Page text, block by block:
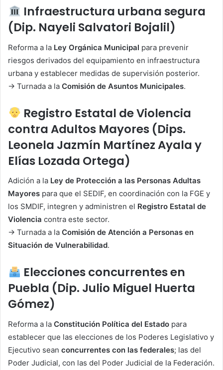
Infraestructura urbana segura
(Dip. Nayeli Salvatori Bojalil)
Reforma a la Ley Orgánica Municipal para prevenir
riesgos derivados del equipamiento en infraestructura
urbana y establecer medidas de supervisión posterior.
→ Turnada a la Comisión de Asuntos Municipales.
Registro Estatal de Violencia
contra Adultos Mayores (Dips.
Leonela Jazmín Martínez Ayala y
Elías Lozada Ortega)
Adición a la Ley de Protección a las Personas Adultas
Mayores para que el SEDIF, en coordinación con la FGE y
los SMDIF, integren y administren el Registro Estatal de
Violencia contra este sector.
→ Turnada a la Comisión de Atención a Personas en
Situación de Vulnerabilidad.
Elecciones concurrentes en
Puebla (Dip. Julio Miguel Huerta
Gómez)
Reforma a la Constitución Política del Estado para
establecer que las elecciones de los Poderes Legislativo y
Ejecutivo sean concurrentes con las federales; las del
Poder Judicial, con las del Poder Judicial de la Federación.